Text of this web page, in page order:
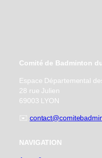
Comité de Badminton
Espace Départemental
28 rue Julien
69003 LYON
✉️
NAVIGATION